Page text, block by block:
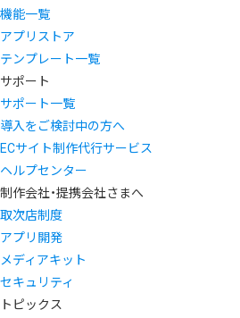
機能一覧
アプリストア
テンプレート一覧
サポート
サポート一覧
導入をご検討中の方へ
ECサイト制作代行サービス
ヘルプセンター
制作会社・提携会社さまへ
取次店制度
アプリ開発
メディアキット
セキュリティ
トピックス